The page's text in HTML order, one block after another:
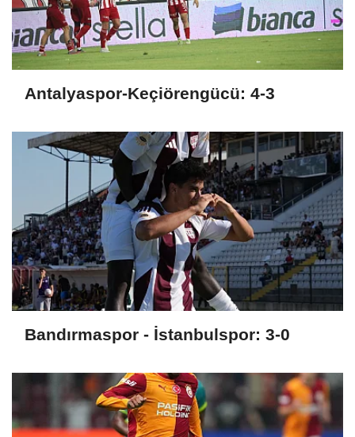
Antalyaspor-Keçiörengücü: 4-3
Bandırmaspor - İstanbulspor: 3-0